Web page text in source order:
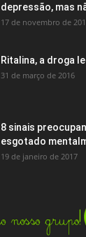
depressão, mas
17 de novembro de
Ritalina, a droga
31 de março de 2016
8 sinais
esgotado
19 de janeiro de 2017